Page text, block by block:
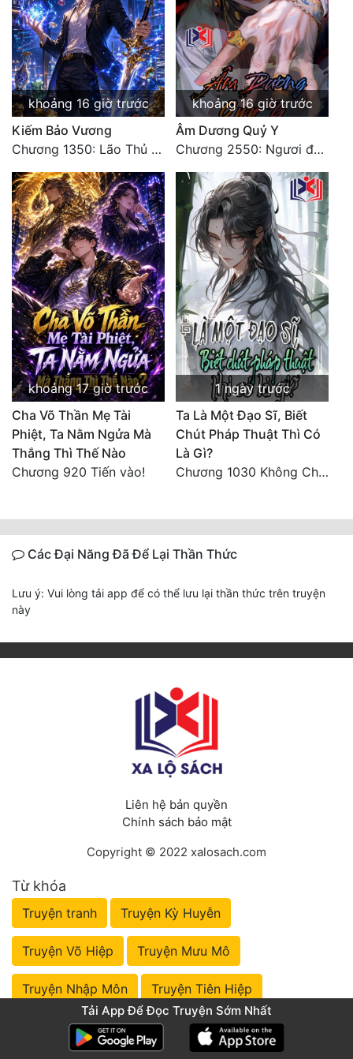
khoảng 16 giờ trước
Kiếm Bảo Vương
Chương 1350: Lão Thủ (4/5)
khoảng 16 giờ trước
Âm Dương Quỷ Y
Chương 2550: Ngươi đoán xem
khoảng 17 giờ trước
Cha Võ Thần Mẹ Tài
Phiệt, Ta Nằm Ngửa Mà
Thắng Thì Thế Nào
Chương 920 Tiến vào!
1 ngày trước
Ta Là Một Đạo Sĩ, Biết
Chút Pháp Thuật Thì Có
Là Gì?
Chương 1030 Không Chi Hoàng Nguyên Đại Hư
Các Đại Năng Đã Để Lại Thần Thức
Lưu ý: Vui lòng tải app để có thể lưu lại thần thức trên truyện
này
Liên hệ bản quyền
Chính sách bảo mật
Copyright © 2022 xalosach.com
Từ khóa
Truyện tranh Truyện Kỳ Huyễn
Truyện Võ Hiệp Truyện Mưu Mô
Truyện Nhập Môn Truyện Tiên Hiệp
Truyện Đô Thị Truyện Huyền Huyễn
Tải App Để Đọc Truyện Sớm Nhất